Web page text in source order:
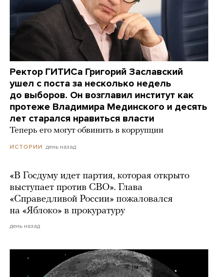
Ректор ГИТИСа Григорий Заславский
ушел с поста за несколько недель
до выборов. Он возглавил институт как
протеже Владимира Мединского и десять
лет старался нравиться власти
Теперь его могут обвинить в коррупции
ИСТОРИИ день назад
«В Госдуму идет партия, которая открыто
выступает против СВО». Глава
«Справедливой России» пожаловался
на «Яблоко» в прокуратуру
день назад